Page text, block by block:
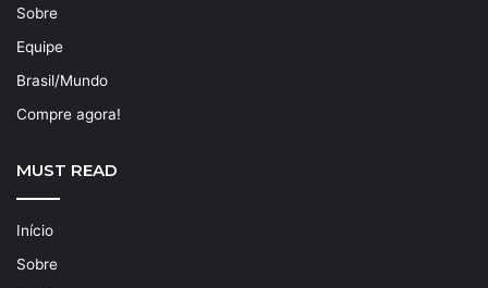
Sobre
Equipe
Brasil/Mundo
Compre agora!
MUST READ
Início
Sobre